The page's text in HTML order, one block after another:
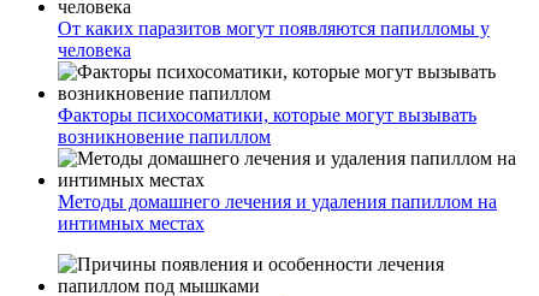
От каких паразитов могут появляются папилломы у
человека
Факторы психосоматики, которые могут вызывать
возникновение папиллом
Методы домашнего лечения и удаления папиллом на
интимных местах